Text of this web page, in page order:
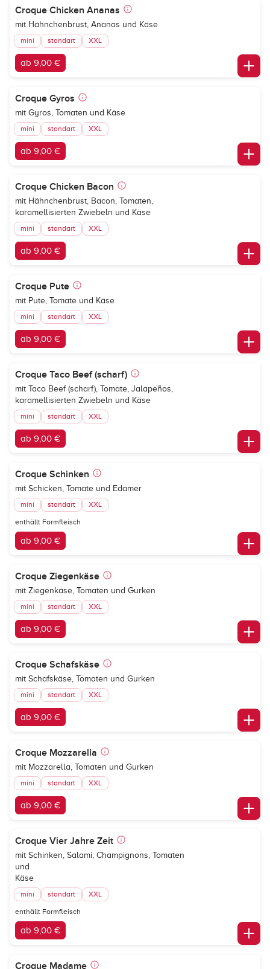
Croque Chicken Ananas
mit Hähnchenbrust, Ananas und Käse
mini standart XXL
ab 9,00 €
Croque Gyros
mit Gyros, Tomaten und Käse
mini standart XXL
ab 9,00 €
Croque Chicken Bacon
mit Hähnchenbrust, Bacon, Tomaten,
karamellisierten Zwiebeln und Käse
mini standart XXL
ab 9,00 €
Croque Pute
mit Pute, Tomate und Käse
mini standart XXL
ab 9,00 €
Croque Taco Beef (scharf)
mit Taco Beef (scharf), Tomate, Jalapeños,
karamellisierten Zwiebeln und Käse
mini standart XXL
ab 9,00 €
Croque Schinken
mit Schicken, Tomate und Edamer
mini standart XXL
enthällt Formfleisch
ab 9,00 €
Croque Ziegenkäse
mit Ziegenkäse, Tomaten und Gurken
mini standart XXL
ab 9,00 €
Croque Schafskäse
mit Schafskäse, Tomaten und Gurken
mini standart XXL
ab 9,00 €
Croque Mozzarella
mit Mozzarella, Tomaten und Gurken
mini standart XXL
ab 9,00 €
Croque Vier Jahre Zeit
mit Schinken, Salami, Champignons, Tomaten
und
Käse
mini standart XXL
enthällt Formfleisch
ab 9,00 €
Croque Madame